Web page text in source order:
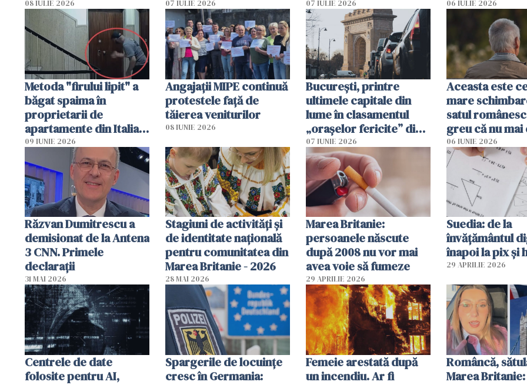
arestat
08 IULIE 2026
puși să lase la poartă
genți cu aur și bani
07 IULIE 2026
oameni sunt răniți
07 IULIE 2026 06 IULIE 2026
Metoda "firului lipit" a
băgat spaima în
proprietarii de
apartamente din Italia.
Poliția, sesizată
09 IUNIE 2026
Angajaţii MIPE continuă
protestele faţă de
tăierea veniturilor
08 IUNIE 2026
București, printre
ultimele capitale din
lume în clasamentul
„orașelor fericite” din
2026
07 IUNIE 2026
Aceasta este
mare
satul
greu că nu mai
pe-aici, prin
06 IUNIE 2026
Răzvan Dumitrescu a
demisionat de la Antena
3 CNN. Primele
declarații
31 MAI 2026
Stagiuni de activități și
de identitate națională
pentru comunitatea din
Marea Britanie - 2026
28 MAI 2026
Marea Britanie:
persoanele născute
după 2008 nu vor mai
avea voie să fumeze
29 APRILIE 2026
Suedia: de la
învățământul
înapoi la pix și
29 APRILIE 2026
Centrele de date
folosite pentru AI,
Spargerile de locuințe
cresc în Germania:
Femeie arestată după
un incendiu. Ar fi
Româncă,
Marea